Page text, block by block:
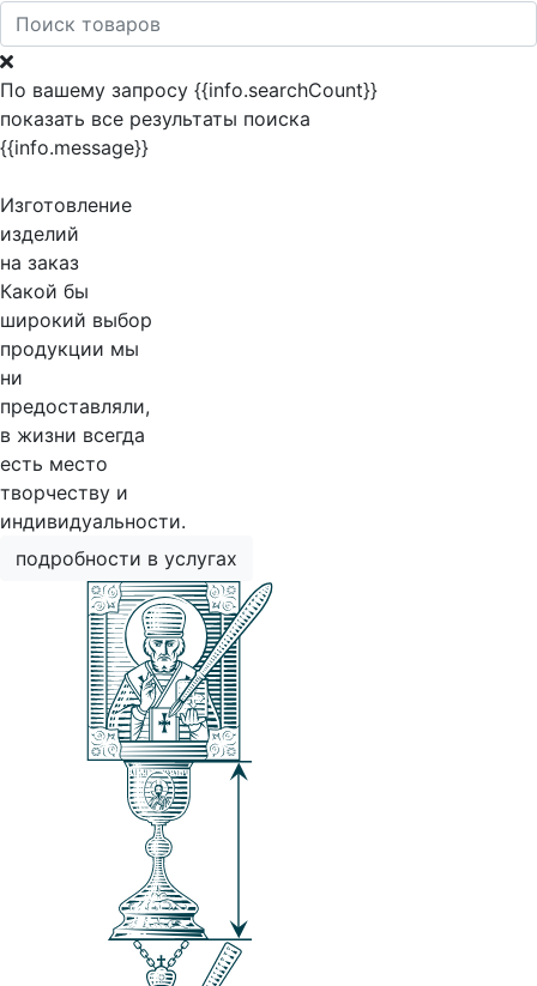
По вашему запросу {{info.searchCount}}
показать все результаты поиска
{{info.message}}
Изготовление
изделий
на заказ
Какой бы
широкий выбор
продукции мы
ни
предоставляли,
в жизни всегда
есть место
творчеству и
индивидуальности.
подробности в услугах